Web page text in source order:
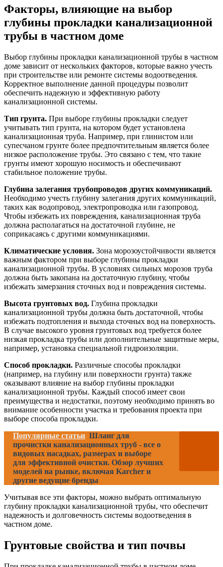
Факторы, влияющие на выбор
глубины прокладки канализационной
трубы в частном доме
Выбор глубины прокладки канализационной трубы в частном
доме зависит от нескольких факторов, которые важно учесть
при строительстве или ремонте системы водоотведения.
Корректное выполнение данной процедуры позволит
обеспечить надежную и эффективную работу
канализационной системы.
Тип грунта. При выборе глубины прокладки следует
учитывать тип грунта, на котором будет установлена
канализационная труба. Например, при глинистом или
супесчаном грунте более предпочтительным является более
низкое расположение трубы. Это связано с тем, что такие
грунты имеют хорошую носимость и обеспечивают
стабильное положение трубы.
Глубина залегания трубопроводов других коммуникаций.
Необходимо учесть глубину залегания других коммуникаций,
таких как водопровод, электропроводка или газопровод.
Чтобы избежать их повреждения, канализационная труба
должна располагаться на достаточной глубине, не
соприкасаясь с другими коммуникациями.
Климатические условия. Зона морозоустойчивости является
важным фактором при выборе глубины прокладки
канализационной трубы. В условиях сильных морозов труба
должна быть закопана на достаточную глубину, чтобы
избежать замерзания сточных вод и повреждения системы.
Высота грунтовых вод. Глубина прокладки
канализационной трубы должна быть достаточной, чтобы
избежать подтопления и выхода сточных вод на поверхность.
В случае высокого уровня грунтовых вод требуется более
низкая прокладка трубы или дополнительные защитные меры,
например, установка специальной гидроизоляции.
Способ прокладки. Различные способы прокладки
(например, на глубину или поверхности грунта) также
оказывают влияние на выбор глубины прокладки
канализационной трубы. Каждый способ имеет свои
преимущества и недостатки, поэтому необходимо принять во
внимание особенности участка и требования проекта при
выборе способа прокладки.
Популярные статьи Шланг для
прочистки канализационных труб - все о
видовых насадках, размерах и выборе
для эффективной очистки. Обзор лучших
моделей на рынке, включая Karcher и
другие ведущие бренды
Учитывая все эти факторы, можно выбрать оптимальную
глубину прокладки канализационной трубы, что обеспечит
надежность и долговечность системы водоотведения в
частном доме.
Грунтовые свойства и тип почвы